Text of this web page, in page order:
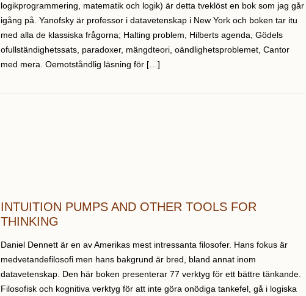
logikprogrammering, matematik och logik) är detta tveklöst en bok som jag går
igång på. Yanofsky är professor i datavetenskap i New York och boken tar itu
med alla de klassiska frågorna; Halting problem, Hilberts agenda, Gödels
ofullständighetssats, paradoxer, mängdteori, oändlighetsproblemet, Cantor
med mera. Oemotståndlig läsning för […]
INTUITION PUMPS AND OTHER TOOLS FOR
THINKING
Daniel Dennett är en av Amerikas mest intressanta filosofer. Hans fokus är
medvetandefilosofi men hans bakgrund är bred, bland annat inom
datavetenskap. Den här boken presenterar 77 verktyg för ett bättre tänkande.
Filosofisk och kognitiva verktyg för att inte göra onödiga tankefel, gå i logiska